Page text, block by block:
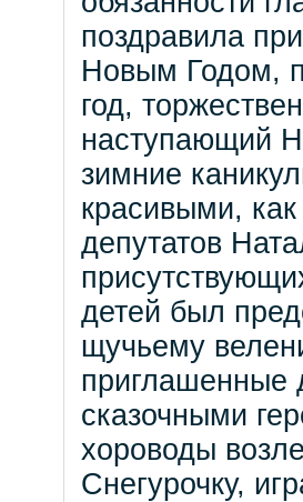
поздравила
Новым Годом,
год,
наступающий
зимние
красивыми,
депутатов
детей был
щучьему
приглашенные
сказочными
хороводы
Снегурочку,